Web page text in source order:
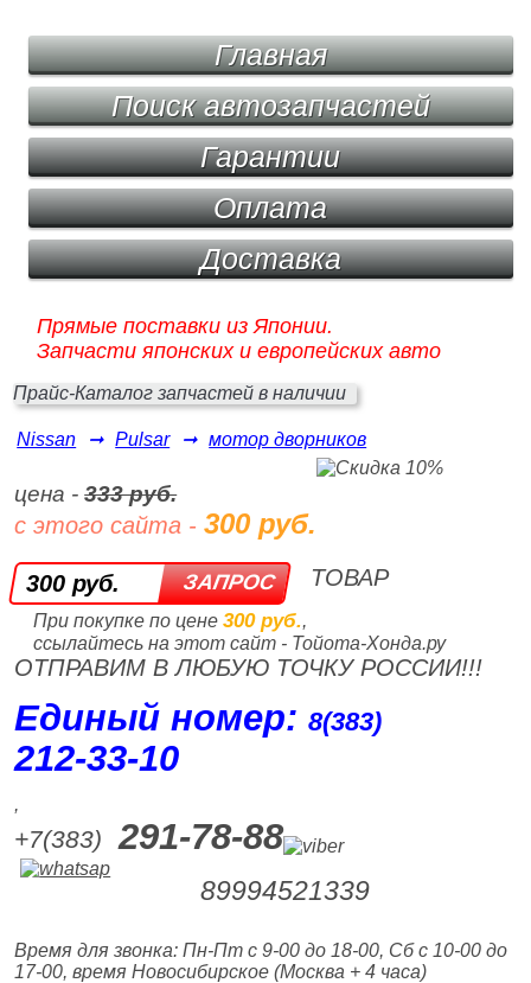
Главная
Поиск автозапчастей
Гарантии
Оплата
Доставка
Прямые поставки из Японии.
Запчасти японских и европейских авто
Прайс-Каталог запчастей в наличии
Nissan ➞ Pulsar ➞ мотор дворников
цена -333 руб.
с этого сайта -300 руб.
300 руб.
При покупке по цене 300 руб.,
ссылайтесь на этот сайт - Тойота-Хонда.ру
ТОВАР
ОТПРАВИМ В ЛЮБУЮ ТОЧКУ РОССИИ!!!
Единый номер:8(383)
212‑33‑10
,
+7(383) 291-78-88
89994521339
Время для звонка: Пн-Пт с 9-00 до 18-00, Сб с 10-00 до
17-00, время Новосибирское (Москва + 4 часа)